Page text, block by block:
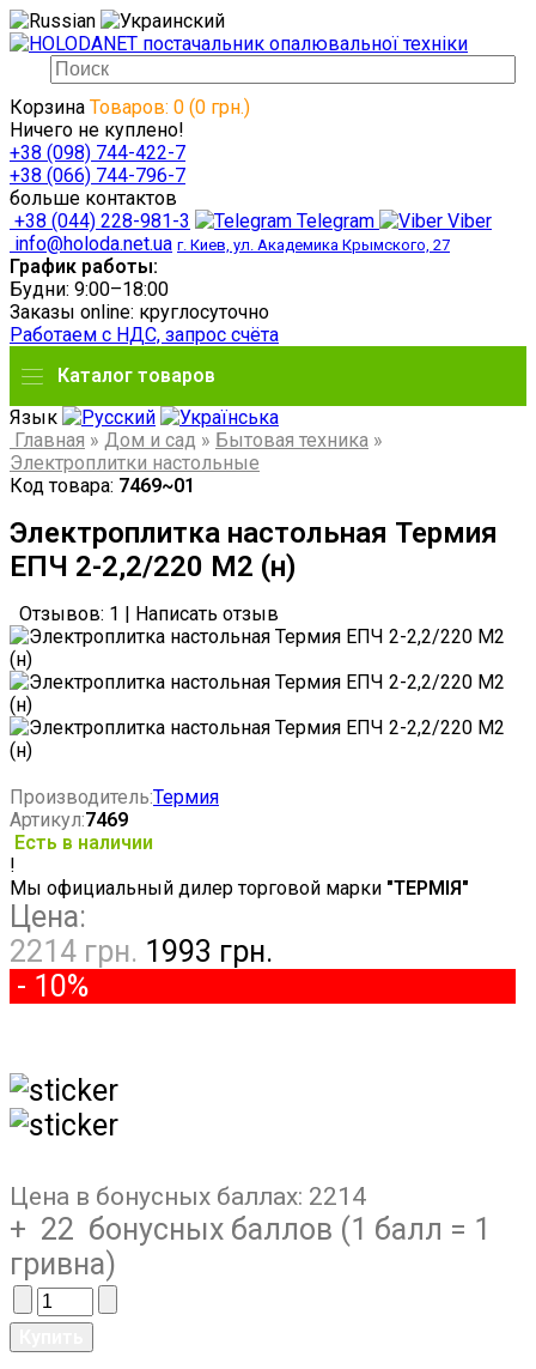
Корзина Товаров: 0 (0 грн.)
Ничего не куплено!
+38 (098) 744-422-7
+38 (066) 744-796-7
больше контактов
+38 (044) 228-981-3
Telegram
Viber
info@holoda.net.ua г. Киев, ул. Академика Крымского, 27
График работы:
Будни: 9:00–18:00
Заказы online: круглосуточно
Работаем с НДС, запрос счёта
Каталог товаров
Язык
Главная » Дом и сад » Бытовая техника »
Электроплитки настольные
Код товара: 7469~01
Электроплитка настольная Термия
ЕПЧ 2-2,2/220 М2 (н)
Отзывов: 1 Написать отзыв
Производитель:Термия
Артикул:7469
Есть в наличии
!
Мы официальный дилер торговой марки "ТЕРМІЯ"
Цена:
2214 грн. 1993 грн.
- 10%
Цена в бонусных баллах: 2214
+ 22 бонусных баллов (1 балл = 1
гривна)